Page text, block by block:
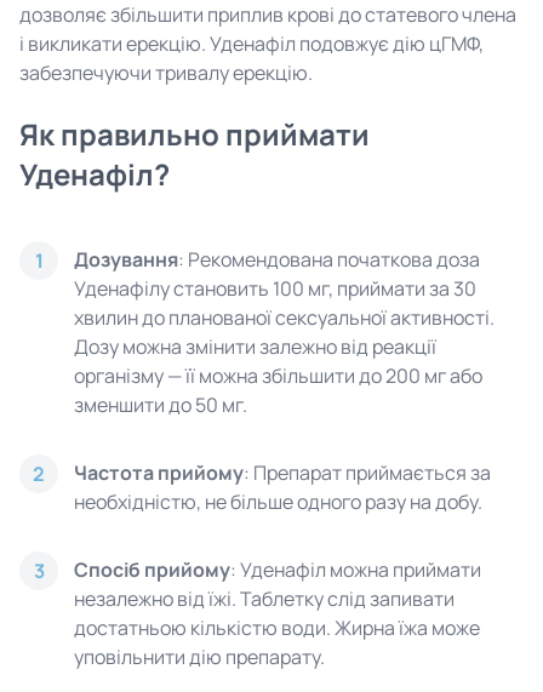
дозволяє збільшити приплив крові до статевого члена
і викликати ерекцію. Уденафіл подовжує дію цГМФ,
забезпечуючи тривалу ерекцію.
Як правильно приймати
Уденафіл?
1 Дозування: Рекомендована початкова доза
Уденафілу становить 100 мг, приймати за 30
хвилин до планованої сексуальної активності.
Дозу можна змінити залежно від реакції
організму — її можна збільшити до 200 мг або
зменшити до 50 мг.
2 Частота прийому: Препарат приймається за
необхідністю, не більше одного разу на добу.
3 Спосіб прийому: Уденафіл можна приймати
незалежно від їжі. Таблетку слід запивати
достатньою кількістю води. Жирна їжа може
уповільнити дію препарату.